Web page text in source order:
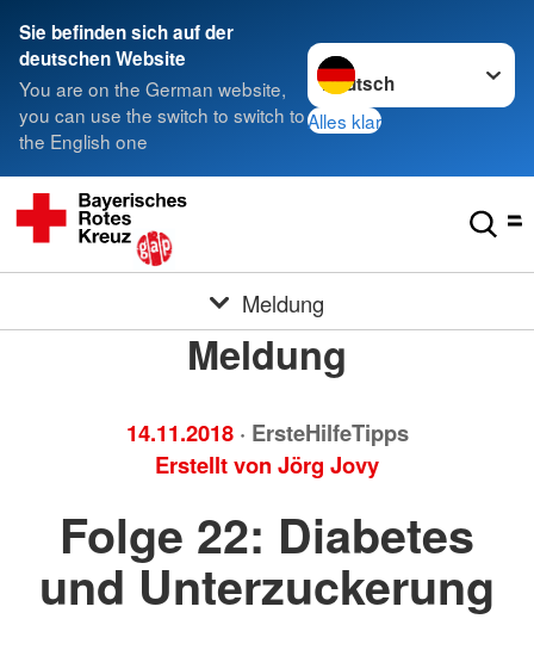
Sie befinden sich auf der
deutschen Website
You are on the German website,
you can use the switch to switch to
the English one
Sprache wechseln zu
Alles klar
Meldung
Meldung
14.11.2018 · ErsteHilfeTipps
Erstellt von Jörg Jovy
Folge 22: Diabetes
und Unterzuckerung